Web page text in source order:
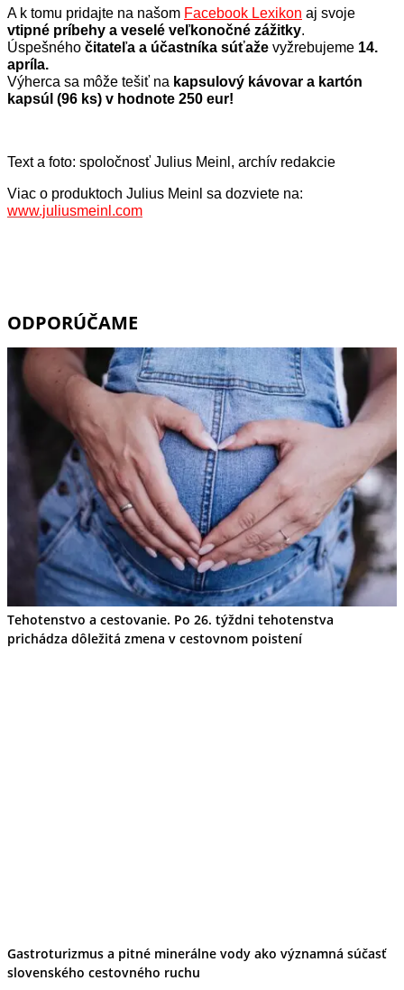
A k tomu pridajte na našom Facebook Lexikon aj svoje
vtipné príbehy a veselé veľkonočné zážitky.
Úspešného čitateľa a účastníka súťaže vyžrebujeme 14.
apríla.
Výherca sa môže tešiť na kapsulový kávovar a kartón
kapsúl (96 ks) v hodnote 250 eur!
Text a foto: spoločnosť Julius Meinl, archív redakcie
Viac o produktoch Julius Meinl sa dozviete na:
www.juliusmeinl.com
ODPORÚČAME
Tehotenstvo a cestovanie. Po 26. týždni tehotenstva
prichádza dôležitá zmena v cestovnom poistení
Gastroturizmus a pitné minerálne vody ako významná súčasť
slovenského cestovného ruchu